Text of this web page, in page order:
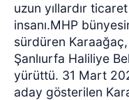
uzun yıllardır
insanı.MHP
sürdüren Karaağaç,
Şanlıurfa Haliliye
yürüttü. 31 Mart
aday gösterilen